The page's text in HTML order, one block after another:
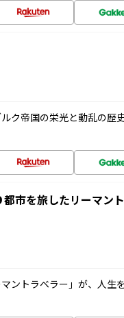
ク帝国の栄光と動乱の歴
市を旅したリーマン
ントラベラー」が、人生